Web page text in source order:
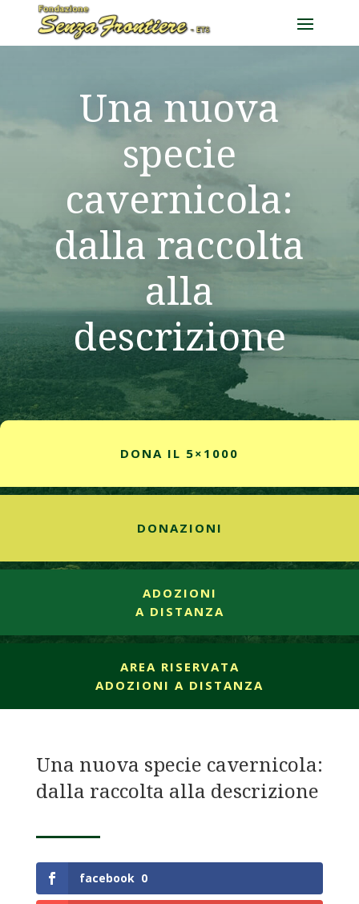
Una nuova
specie
cavernicola:
dalla raccolta
alla
descrizione
DONA IL 5×1000
DONAZIONI
ADOZIONI
A DISTANZA
AREA RISERVATA
ADOZIONI A DISTANZA
Una nuova specie cavernicola:
dalla raccolta alla descrizione
facebook 0